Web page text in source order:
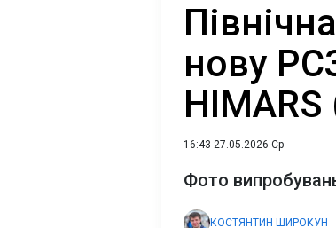
нову
16:43 27.05.2026 Ср
Фото
КОСТЯНТИН ШИРОКУН